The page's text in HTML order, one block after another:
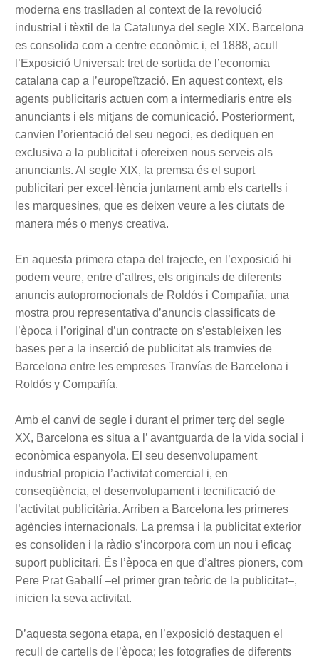
moderna ens traslladen al context de la revolució
industrial i tèxtil de la Catalunya del segle XIX. Barcelona
es consolida com a centre econòmic i, el 1888, acull
l’Exposició Universal: tret de sortida de l’economia
catalana cap a l’europeïtzació. En aquest context, els
agents publicitaris actuen com a intermediaris entre els
anunciants i els mitjans de comunicació. Posteriorment,
canvien l’orientació del seu negoci, es dediquen en
exclusiva a la publicitat i ofereixen nous serveis als
anunciants. Al segle XIX, la premsa és el suport
publicitari per excel·lència juntament amb els cartells i
les marquesines, que es deixen veure a les ciutats de
manera més o menys creativa.
En aquesta primera etapa del trajecte, en l’exposició hi
podem veure, entre d’altres, els originals de diferents
anuncis autopromocionals de Roldós i Compañía, una
mostra prou representativa d’anuncis classificats de
l’època i l’original d’un contracte on s’estableixen les
bases per a la inserció de publicitat als tramvies de
Barcelona entre les empreses Tranvías de Barcelona i
Roldós y Compañía.
Amb el canvi de segle i durant el primer terç del segle
XX, Barcelona es situa a l’ avantguarda de la vida social i
econòmica espanyola. El seu desenvolupament
industrial propicia l’activitat comercial i, en
conseqüència, el desenvolupament i tecnificació de
l’activitat publicitària. Arriben a Barcelona les primeres
agències internacionals. La premsa i la publicitat exterior
es consoliden i la ràdio s’incorpora com un nou i eficaç
suport publicitari. És l’època en que d’altres pioners, com
Pere Prat Gaballí –el primer gran teòric de la publicitat–,
inicien la seva activitat.
D’aquesta segona etapa, en l’exposició destaquen el
recull de cartells de l’època; les fotografies de diferents